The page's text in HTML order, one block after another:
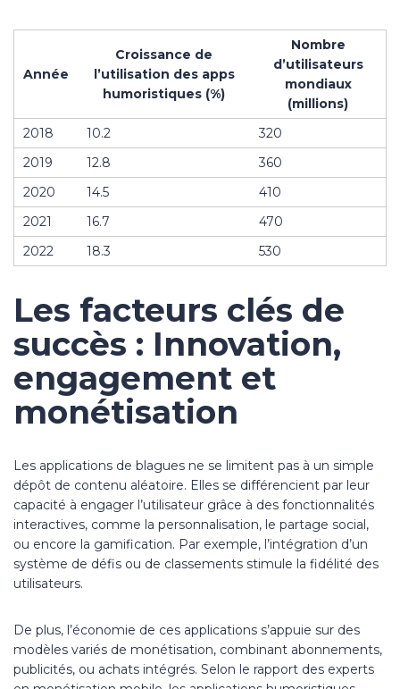
Année
Croissance de
l’utilisation des apps
humoristiques (%)
Nombre
d’utilisateurs
mondiaux
(millions)
2018
10.2
320
2019
12.8
360
2020
14.5
410
2021
16.7
470
2022
18.3 530
Les facteurs clés de
succès : Innovation,
engagement et
monétisation
Les applications de blagues ne se limitent pas à un simple
dépôt de contenu aléatoire. Elles se différencient par leur
capacité à engager l’utilisateur grâce à des fonctionnalités
interactives, comme la personnalisation, le partage social,
ou encore la gamification. Par exemple, l’intégration d’un
système de défis ou de classements stimule la fidélité des
utilisateurs.
De plus, l’économie de ces applications s’appuie sur des
modèles variés de monétisation, combinant abonnements,
publicités, ou achats intégrés. Selon le rapport des experts